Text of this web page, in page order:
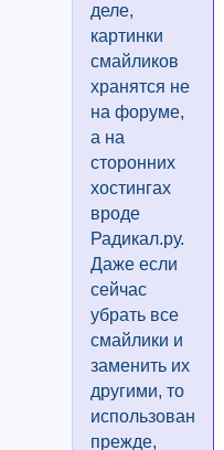
деле,
картинки
смайликов
хранятся не
на форуме,
а на
сторонних
хостингах
вроде
Радикал.ру.
Даже если
сейчас
убрать все
смайлики и
заменить их
другими, то
прежде,